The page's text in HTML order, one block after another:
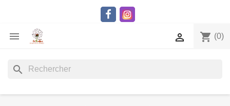
 shopping_cart (0)

search